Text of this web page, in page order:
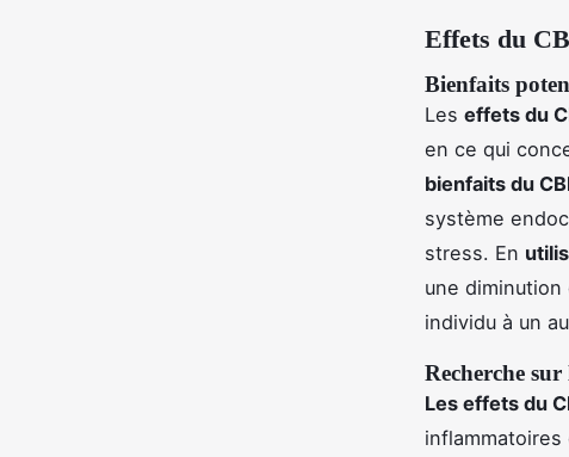
Effets du
Bienfaits
Les effets du
en ce qui
bienfaits du
système
stress. En
une
individu à un
Recherche
Les effets du